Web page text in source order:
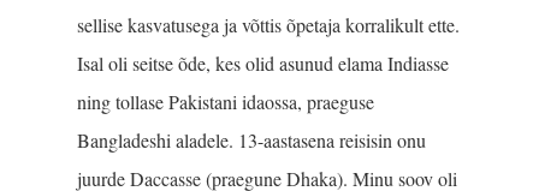
sellise kasvatusega ja võttis õpetaja korralikult ette.
Isal oli seitse õde, kes olid asunud elama Indiasse
ning tollase Pakistani idaossa, praeguse
Bangladeshi aladele. 13-aastasena reisisin onu
juurde Daccasse (praegune Dhaka). Minu soov oli